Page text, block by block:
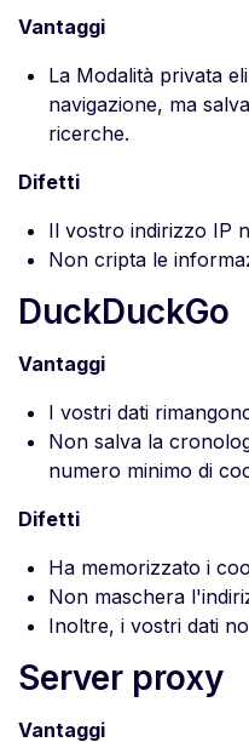
Vantaggi
La Modalità privata
navigazione, ma
ricerche.
Difetti
Il vostro indirizzo IP
Non cripta le
DuckDuckGo
Vantaggi
I vostri dati
Non salva la
numero minimo di
Difetti
Ha memorizzato i
Non maschera
Inoltre, i vostri dati
Server proxy
Vantaggi